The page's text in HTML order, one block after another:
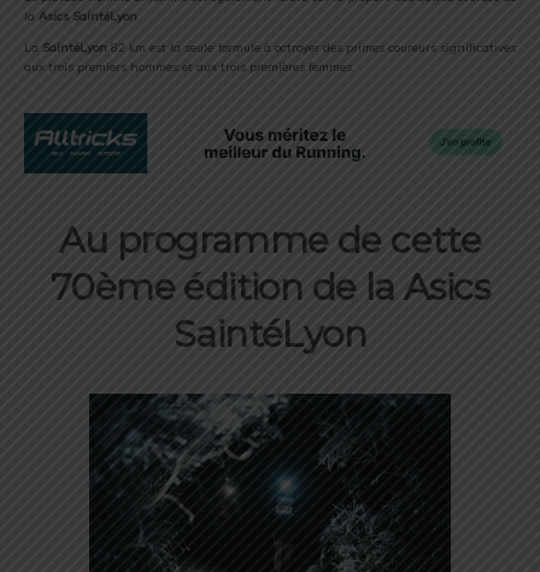
la Asics SaintéLyon.
La SaintéLyon 82 km est la seule formule à octroyer des primes coureurs significatives
aux trois premiers hommes et aux trois premières femmes.
Au programme de cette
70ème édition de la Asics
SaintéLyon